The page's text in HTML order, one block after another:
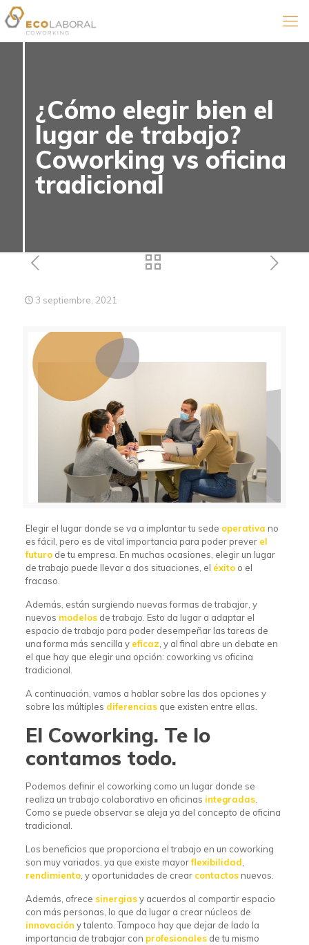
¿Cómo elegir bien el
lugar de trabajo?
Coworking vs oficina
tradicional
3 septiembre, 2021
Elegir el lugar donde se va a implantar tu sede operativa no
es fácil, pero es de vital importancia para poder prever el
futurode tu empresa. En muchas ocasiones, elegir un lugar
de trabajo puede llevar a dos situaciones, el éxito o el
fracaso.
Además, están surgiendo nuevas formas de trabajar, y
nuevos modelos de trabajo. Esto da lugar a adaptar el
espacio de trabajo para poder desempeñar las tareas de
una forma más sencilla y eficaz, y al final abre un debate en
el que hay que elegir una opción: coworking vs oficina
tradicional.
A continuación, vamos a hablar sobre las dos opciones y
sobre las múltiples diferencias que existen entre ellas.
El Coworking. Te lo
contamos todo.
Podemos definir el coworking como un lugar donde se
realiza un trabajo colaborativo en oficinas integradas.
Como se puede observar se aleja ya del concepto de oficina
tradicional.
Los beneficios que proporciona el trabajo en un coworking
son muy variados, ya que existe mayorflexibilidad,
rendimiento, y oportunidades de crear contactosnuevos.
Además, ofrece sinergiasy acuerdos al compartir espacio
con más personas, lo que da lugar a crear núcleos de
innovación y talento. Tampoco hay que dejar de lado la
importancia de trabajar con profesionales de tu mismo